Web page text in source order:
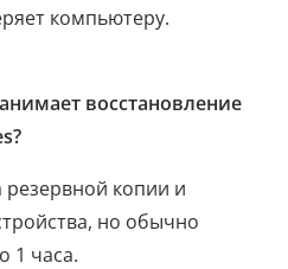
компьютеру.
восстановление
резервной копии и
но обычно
1 часа.